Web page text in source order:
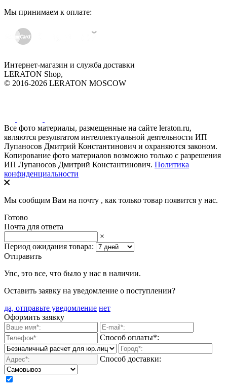
Мы принимаем к оплате:
Интернет-магазин и служба доставки
LERATON Shop,
© 2016-2026 LERATON MOSCOW
Все фото материалы, размещенные на сайте leraton.ru,
являются результатом интеллектуальной деятельности ИП
Лупаносов Дмитрий Константинович и охраняются законом.
Копирование фото материалов возможно только с разрешения
ИП Лупаносов Дмитрий Константинович. Политика
конфиденциальности
Мы сообщим Вам на почту , как только товар появится у нас.
Готово
Почта для ответа
×
Период ожидания товара:
Отправить
Упс, это все, что было у нас в наличии.
Оставить заявку на уведомление о поступлении?
да, отправьте уведомление нет
Оформить заявку
Способ оплаты*:
Способ доставки: